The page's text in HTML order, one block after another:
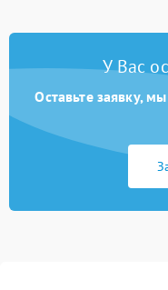
У Вас
Оставьте заявку,